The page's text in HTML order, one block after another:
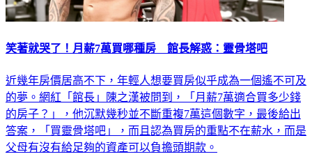
笑著就哭了！月薪7萬買哪種房 館長解惑：靈骨塔吧
近幾年房價居高不下，年輕人想要買房似乎成為一個遙不可及
的夢。網紅「館長」陳之漢被問到，「月薪7萬適合買多少錢
的房子？」，他沉默幾秒並不斷重複7萬這個數字，最後給出
答案，「買靈骨塔吧」，而且認為買房的重點不在薪水，而是
父母有沒有給足夠的資產可以負擔頭期款。